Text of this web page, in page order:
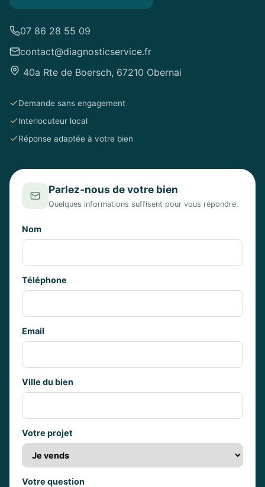
07 86 28 55 09
contact@diagnosticservice.fr
40a Rte de Boersch, 67210 Obernai
Demande sans engagement
Interlocuteur local
Réponse adaptée à votre bien
Parlez-nous de votre bien
Quelques informations suffisent pour vous répondre.
Nom
Téléphone
Email
Ville du bien
Votre projet
Votre question